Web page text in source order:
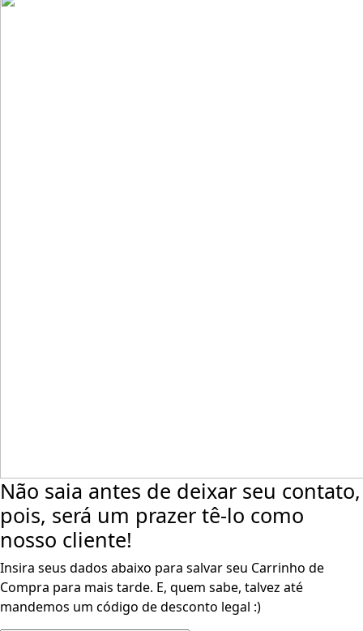
Não saia antes de deixar seu contato,
pois, será um prazer tê-lo como
nosso cliente!
Insira seus dados abaixo para salvar seu Carrinho de
Compra para mais tarde. E, quem sabe, talvez até
mandemos um código de desconto legal :)